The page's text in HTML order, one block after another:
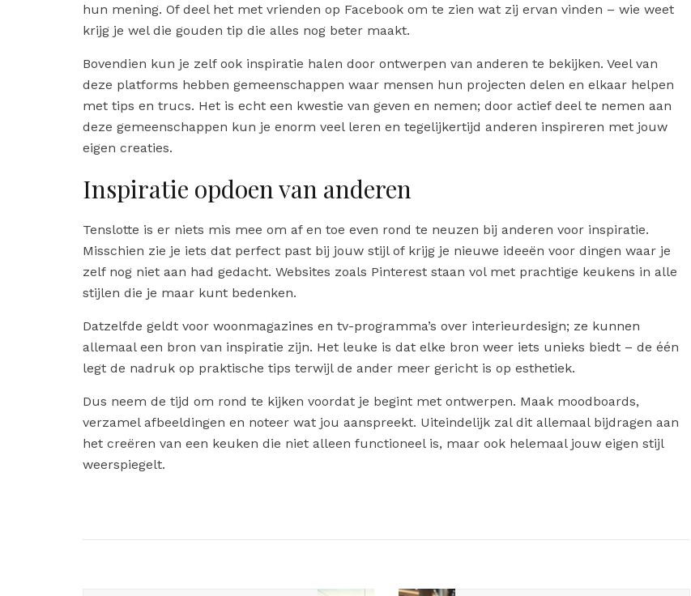
hun mening. Of deel het met vrienden op Facebook om te zien wat zij ervan vinden – wie weet
krijg je wel die gouden tip die alles nog beter maakt.
Bovendien kun je zelf ook inspiratie halen door ontwerpen van anderen te bekijken. Veel van
deze platforms hebben gemeenschappen waar mensen hun projecten delen en elkaar helpen
met tips en trucs. Het is echt een kwestie van geven en nemen; door actief deel te nemen aan
deze gemeenschappen kun je enorm veel leren en tegelijkertijd anderen inspireren met jouw
eigen creaties.
Inspiratie opdoen van anderen
Tenslotte is er niets mis mee om af en toe even rond te neuzen bij anderen voor inspiratie.
Misschien zie je iets dat perfect past bij jouw stijl of krijg je nieuwe ideeën voor dingen waar je
zelf nog niet aan had gedacht. Websites zoals Pinterest staan vol met prachtige keukens in alle
stijlen die je maar kunt bedenken.
Datzelfde geldt voor woonmagazines en tv-programma’s over interieurdesign; ze kunnen
allemaal een bron van inspiratie zijn. Het leuke is dat elke bron weer iets unieks biedt – de één
legt de nadruk op praktische tips terwijl de ander meer gericht is op esthetiek.
Dus neem de tijd om rond te kijken voordat je begint met ontwerpen. Maak moodboards,
verzamel afbeeldingen en noteer wat jou aanspreekt. Uiteindelijk zal dit allemaal bijdragen aan
het creëren van een keuken die niet alleen functioneel is, maar ook helemaal jouw eigen stijl
weerspiegelt.